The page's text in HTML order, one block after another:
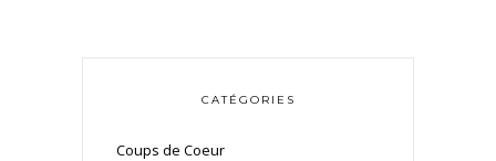
CATÉGORIES
Coups de Coeur